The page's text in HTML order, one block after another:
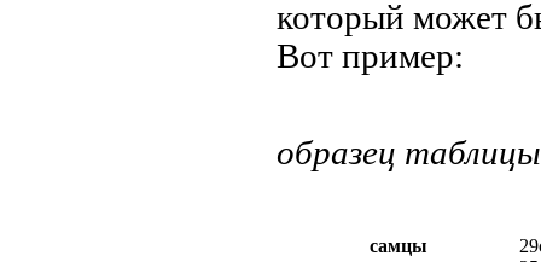
который может
Вот пример:
образец таблицы
самцы